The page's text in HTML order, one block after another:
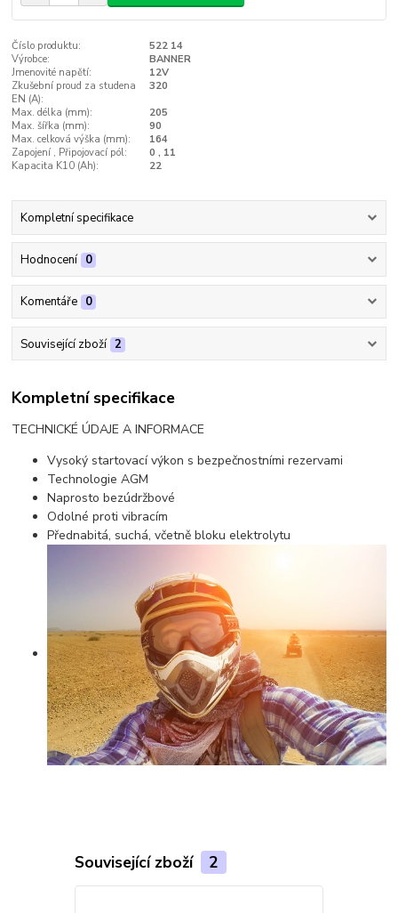
Číslo produktu:
522 14
Výrobce:
BANNER
Jmenovité napětí:
12V
Zkušební proud za studena
EN (A):
320
Max. délka (mm):
205
Max. šířka (mm):
90
Max. celková výška (mm):
164
Zapojení , Připojovací pól:
0 , 11
Kapacita K10 (Ah):
22
Kompletní specifikace
Hodnocení 0
Komentáře 0
Související zboží 2
Kompletní specifikace
TECHNICKÉ ÚDAJE A INFORMACE
Vysoký startovací výkon s bezpečnostními rezervami
Technologie AGM
Naprosto bezúdržbové
Odolné proti vibracím
Přednabitá, suchá, včetně bloku elektrolytu
Související zboží 2